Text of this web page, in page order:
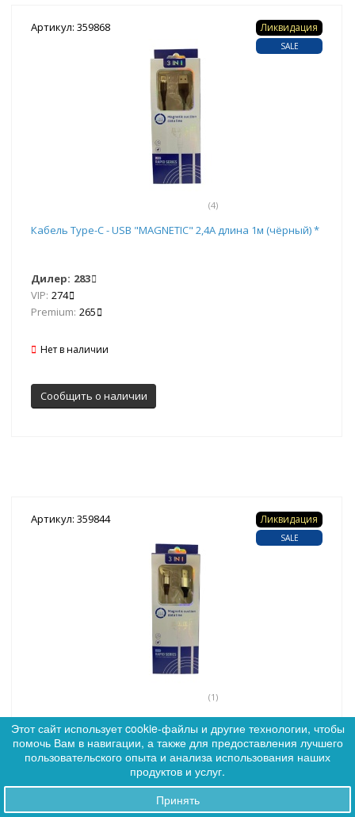
0
Артикул: 359868
(4)
Ликвидация
SALE
Кабель Type-C - USB "MAGNETIC" 2,4А длина 1м (чёрный) *
Дилер: 283
VIP: 274
Premium: 265
Нет в наличии
Сообщить о наличии
Артикул: 359844
(1)
Ликвидация
SALE
Кабель Type-C - USB "MAGNETIC" 2,4А длина 1м (серебро) *
Этот сайт использует cookie-файлы и другие технологии, чтобы
помочь Вам в навигации, а также для предоставления лучшего
пользовательского опыта и анализа использования наших
продуктов и услуг.
Принять